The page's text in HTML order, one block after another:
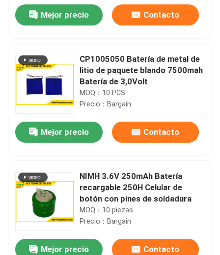
Mejor precio Contacto
CP1005050 Batería de metal de
litio de paquete blando 7500mah
Batería de 3,0Volt
MOQ：10 PCS
Precio：Bargain
Mejor precio Contacto
NIMH 3.6V 250mAh Batería
recargable 250H Celular de
botón con pines de soldadura
MOQ：10 piezas
Precio：Bargain
Mejor precio Contacto